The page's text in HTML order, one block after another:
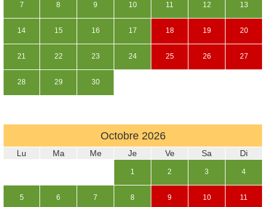
7 8 9 10 11 12 13
14 15 16 17 18 19 20
21 22 23 24 25 26 27
28 29 30
Octobre 2026
Lu Ma Me Je Ve Sa Di
1 2 3 4
5 6 7 8 9 10 11